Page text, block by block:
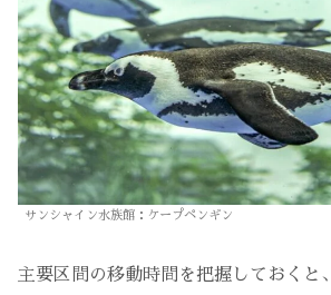
サンシャイン水族館：ケープペンギン
主要区間の移動時間を把握しておくと、